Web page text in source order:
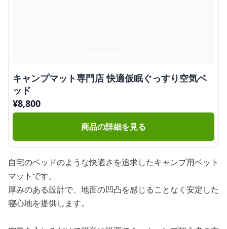
キャンプマット専門店 快適仮眠ぐっすり空気ベ
ッド
¥8,800
商品の詳細を見る
自宅のベッドのような快適さを追求したキャンプ用ベット
マットです。
厚みのある設計で、地面の凹凸を感じることなく安定した
寝心地を提供します。